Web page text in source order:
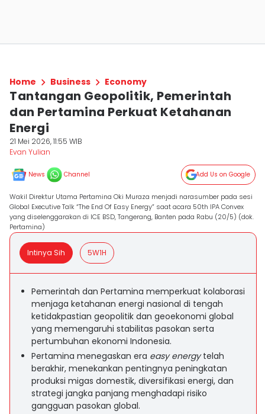
Home Business Economy
Tantangan Geopolitik, Pemerintah
dan Pertamina Perkuat Ketahanan
Energi
21 Mei 2026, 11:55 WIB
Evan Yulian
News Channel Add Us on Google
Wakil Direktur Utama Pertamina Oki Muraza menjadi narasumber pada sesi
Global Executive Talk “The End Of Easy Energy” saat acara 50th IPA Convex
yang diselenggarakan di ICE BSD, Tangerang, Banten pada Rabu (20/5) (dok.
Pertamina)
Intinya Sih 5W1H
Pemerintah dan Pertamina memperkuat kolaborasi
menjaga ketahanan energi nasional di tengah
ketidakpastian geopolitik dan geoekonomi global
yang memengaruhi stabilitas pasokan serta
pertumbuhan ekonomi Indonesia.
Pertamina menegaskan era easy energytelah
berakhir, menekankan pentingnya peningkatan
produksi migas domestik, diversifikasi energi, dan
strategi jangka panjang menghadapi risiko
gangguan pasokan global.